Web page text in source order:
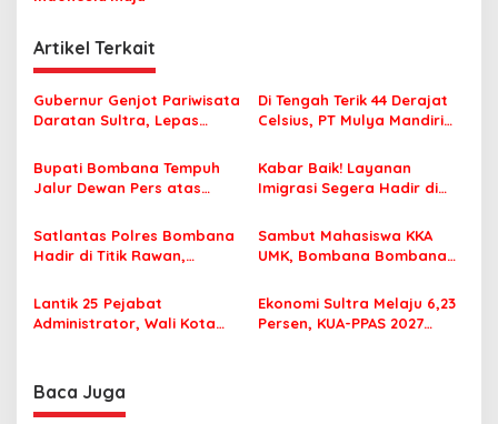
i
g
a
s
i
p
o
s
Artikel Terkait
Gubernur Genjot Pariwisata
Daratan Sultra, Lepas
Tiga Kabupaten Unggulan
Di Tengah Terik 44 Derajat
Celsius, PT Mulya Mandiri
Jamaah Tetap Sehat dan
Nyaman Beribadah
Bupati Bombana Tempuh
Jalur Dewan Pers atas
Korupsi Jembatan Cirauci II
Kabar Baik! Layanan
Imigrasi Segera Hadir di
Perlu Lagi ke Kendari
Satlantas Polres Bombana
Hadir di Titik Rawan,
Sekolah dengan Aman
Sambut Mahasiswa KKA
UMK, Bombana Bombana
Sasaran
Lantik 25 Pejabat
Administrator, Wali Kota
Profesional Layani
Masyarakat
Ekonomi Sultra Melaju 6,23
Persen, KUA-PPAS 2027
Baca Juga